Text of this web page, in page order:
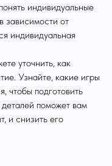
индивидуальные
зависимости от
индивидуальная
уточнить, как
Узнайте, какие игры
чтобы подготовить
поможет вам
и снизить его